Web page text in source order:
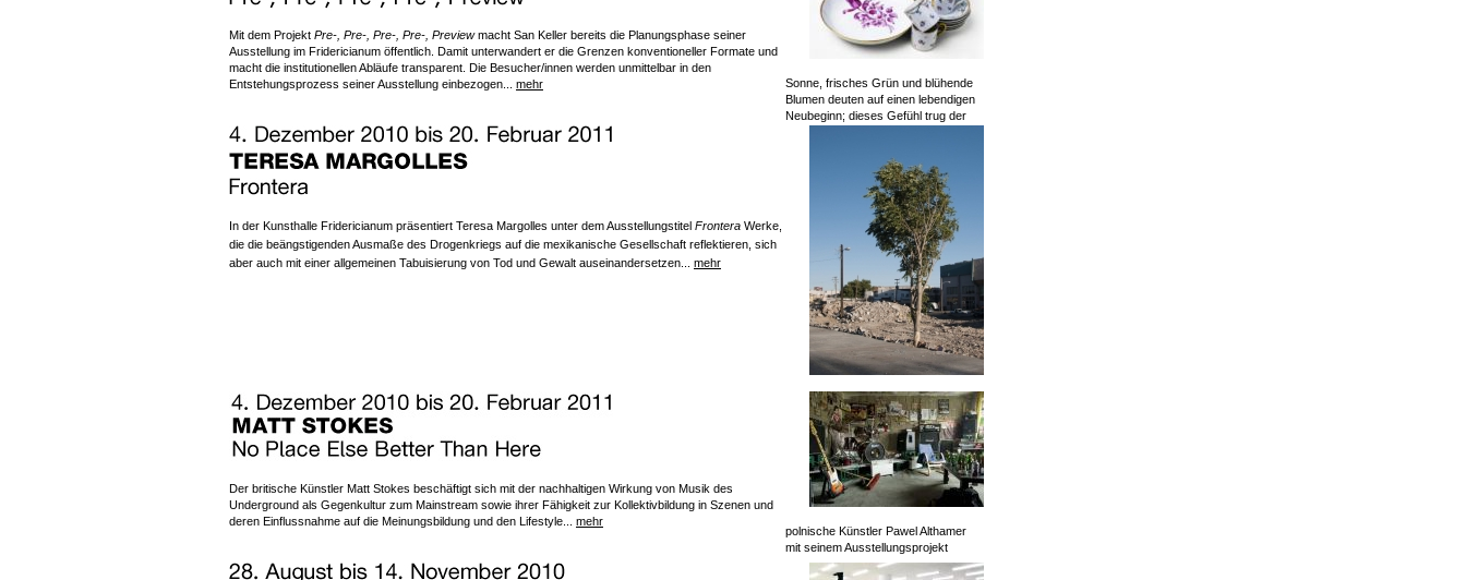
Mit dem Projekt Pre-, Pre-, Pre-, Pre-, Previewmacht San Keller bereits die Planungsphase seiner
Ausstellung im Fridericianum öffentlich. Damit unterwandert er die Grenzen konventioneller Formate und
macht die institutionellen Abläufe transparent. Die Besucher/innen werden unmittelbar in den
Entstehungsprozess seiner Ausstellung einbezogen... mehr
In der Kunsthalle Fridericianum präsentiert Teresa Margolles unter dem Ausstellungstitel Frontera Werke,
die die beängstigenden Ausmaße des Drogenkriegs auf die mexikanische Gesellschaft reflektieren, sich
aber auch mit einer allgemeinen Tabuisierung von Tod und Gewalt auseinandersetzen... mehr
Der britische Künstler Matt Stokes beschäftigt sich mit der nachhaltigen Wirkung von Musik des
Underground als Gegenkultur zum Mainstream sowie ihrer Fähigkeit zur Kollektivbildung in Szenen und
deren Einflussnahme auf die Meinungsbildung und den Lifestyle... mehr
Sonne, frisches Grün und blühende
Blumen deuten auf einen lebendigen
Neubeginn; dieses Gefühl trug der
polnische Künstler Pawel Althamer
mit seinem Ausstellungsprojekt